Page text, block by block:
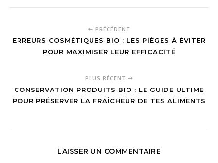
PRÉCÉDENT
ERREURS COSMÉTIQUES BIO : LES PIÈGES À ÉVITER
POUR MAXIMISER LEUR EFFICACITÉ
PLUS RÉCENT
CONSERVATION PRODUITS BIO : LE GUIDE ULTIME
POUR PRÉSERVER LA FRAÎCHEUR DE TES ALIMENTS
LAISSER UN COMMENTAIRE